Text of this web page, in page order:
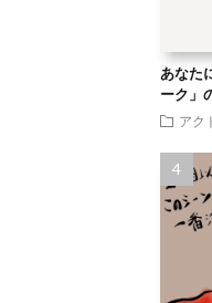
あなた
ーク」
アク